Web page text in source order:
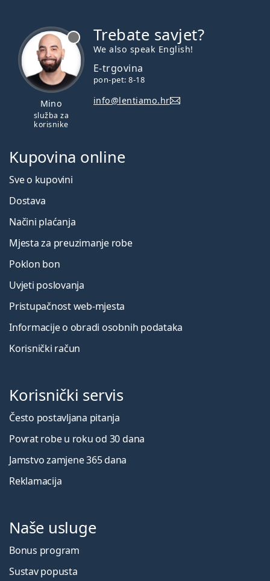
Mino
služba za
korisnike
Trebate savjet?
We also speak English!
E-trgovina
pon-pet: 8-18
info@lentiamo.hr
Kupovina online
Sve o kupovini
Dostava
Načini plaćanja
Mjesta za preuzimanje robe
Poklon bon
Uvjeti poslovanja
Pristupačnost web-mjesta
Informacije o obradi osobnih podataka
Korisnički račun
Korisnički servis
Često postavljana pitanja
Povrat robe u roku od 30 dana
Jamstvo zamjene 365 dana
Reklamacija
Naše usluge
Bonus program
Sustav popusta